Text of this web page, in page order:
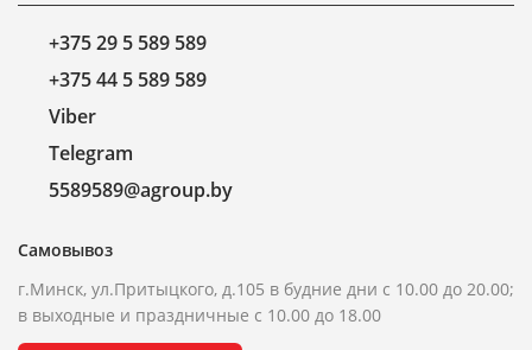
+375 29 5 589 589
+375 44 5 589 589
Viber
Telegram
5589589@agroup.by
Самовывоз
г.Минск, ул.Притыцкого, д.105 в будние дни с 10.00 до 20.00;
в выходные и праздничные с 10.00 до 18.00